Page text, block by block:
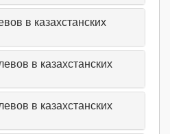
в казахстанских
в казахстанских
в казахстанских